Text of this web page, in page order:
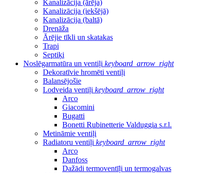
Kanalizācija (ārēja)
Kanalizācija (iekšējā)
Kanalizācija (baltā)
Drenāža
Ārējie tīkli un skatakas
Trapi
Septiķi
Noslēgarmatūra un ventiļi keyboard_arrow_right
Dekoratīvie hromēti ventiļi
Balansējošie
Lodveida ventiļi keyboard_arrow_right
Arco
Giacomini
Bugatti
Bonetti Rubinetterie Valduggia s.r.l.
Metināmie ventiļi
Radiatoru ventiļi keyboard_arrow_right
Arco
Danfoss
Dažādi termoventīļi un termogalvas